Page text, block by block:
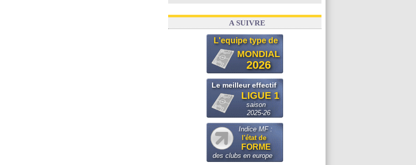
A SUIVRE
L'equipe type de
MONDIAL
2026
Le meilleur effectif
LIGUE 1
saison
2025-26
Indice MF :
l'état de
FORME
des clubs en europe